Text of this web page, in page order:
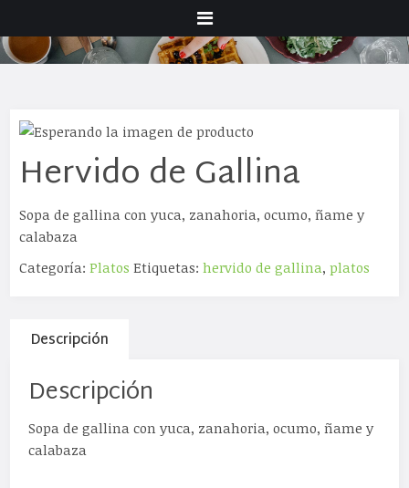
Hervido de Gallina
Sopa de gallina con yuca, zanahoria, ocumo, ñame y
calabaza
Categoría:Platos Etiquetas:hervido de gallina,platos
Descripción
Descripción
Sopa de gallina con yuca, zanahoria, ocumo, ñame y
calabaza